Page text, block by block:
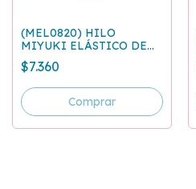
(MEL0820) HILO
MIYUKI ELÁSTICO DE
POLIURETANO 0.6 A 0.8
MM - 20 M
$7.360